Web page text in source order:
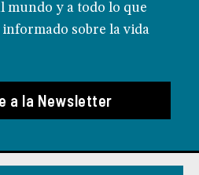
mundo y a todo lo que
sobre la vida
a la Newsletter